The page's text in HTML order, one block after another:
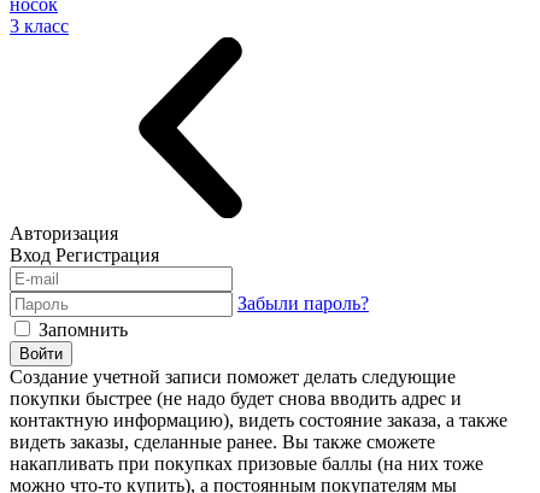
носок
3 класс
Авторизация
Вход Регистрация
Забыли пароль?
Запомнить
Войти
Создание учетной записи поможет делать следующие
покупки быстрее (не надо будет снова вводить адрес и
контактную информацию), видеть состояние заказа, а также
видеть заказы, сделанные ранее. Вы также сможете
накапливать при покупках призовые баллы (на них тоже
можно что-то купить), а постоянным покупателям мы